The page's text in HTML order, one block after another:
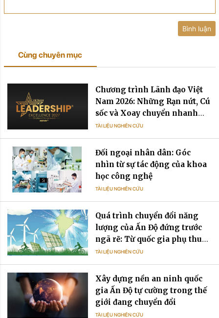
Bình luận
Cùng chuyên mục
Chương trình Lãnh đạo Việt
Nam 2026: Những Rạn nứt, Cú
sốc và Xoay chuyển nhanh
chóng
TÀI LIỆU NGHIÊN CỨU
Đối ngoại nhân dân: Góc
nhìn từ sự tác động của khoa
học công nghệ
TÀI LIỆU NGHIÊN CỨU
Quá trình chuyển đổi năng
lượng của Ấn Độ đứng trước
ngã rẽ: Từ quốc gia phụ thuộc
dầu mỏ đến quốc gia phụ
thuộc điện năng
TÀI LIỆU NGHIÊN CỨU
Xây dựng nền an ninh quốc
gia Ấn Độ tự cường trong thế
giới đang chuyển đổi
TÀI LIỆU NGHIÊN CỨU